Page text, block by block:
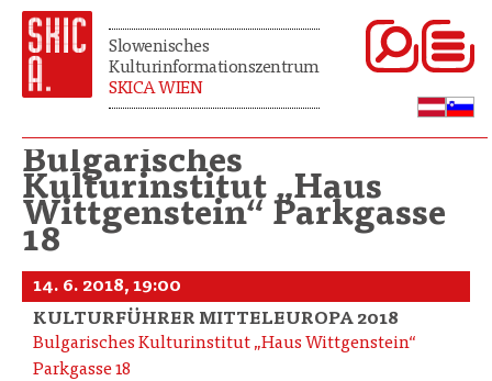
Slowenisches
Kulturinformationszentrum
SKICA WIEN
Bulgarisches
Kulturinstitut „Haus
Wittgenstein“ Parkgasse
18
14. 6. 2018, 19:00
KULTURFÜHRER MITTELEUROPA 2018
Bulgarisches Kulturinstitut „Haus Wittgenstein“
Parkgasse 18